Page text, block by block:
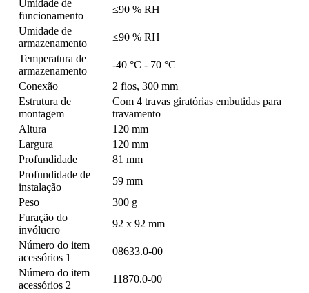
Umidade de
funcionamento
≤90 % RH
Umidade de
armazenamento
≤90 % RH
Temperatura de
armazenamento
-40 °C - 70 °C
Conexão
2 fios, 300 mm
Estrutura de
montagem
Com 4 travas giratórias embutidas para
travamento
Altura
120 mm
Largura
120 mm
Profundidade
81 mm
Profundidade de
instalação
59 mm
Peso
300 g
Furação do
invólucro
92 x 92 mm
Número do item
acessórios 1
08633.0-00
Número do item
acessórios 2
11870.0-00